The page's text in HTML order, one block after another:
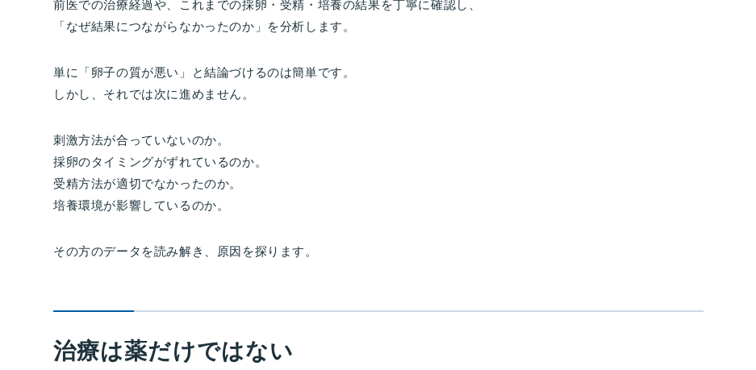
前医での治療経過や、これまでの採卵・受精・培養の結果を丁寧に確認し、
「なぜ結果につながらなかったのか」を分析します。
単に「卵子の質が悪い」と結論づけるのは簡単です。
しかし、それでは次に進めません。
刺激方法が合っていないのか。
採卵のタイミングがずれているのか。
受精方法が適切でなかったのか。
培養環境が影響しているのか。
その方のデータを読み解き、原因を探ります。
治療は薬だけではない